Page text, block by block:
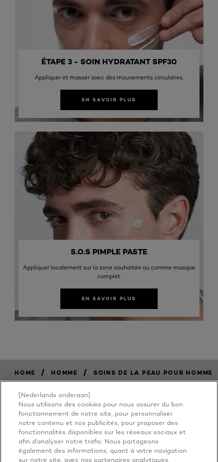
ÉTAPE 3 - SOIN HYDRATANT SPF30
Appliquer et masser avec des mouvements circulaires.
EN SAVOIR PLUS
S.O.S PIMPLE PASTE
Appliquer localement sur la zone souhaitée ou comme masque
complet.
EN SAVOIR PLUS
HOME / HOMME / SOINS DE LA PEAU POUR HOMME
BECAUSE
YOU'RE
[Nederlands onderaan]
Nous utilisons des cookies pour nous assurer du bon
fonctionnement de notre site, pour personnaliser
notre contenu et nos publicités, pour proposer des
fonctionnalités disponibles sur les réseaux sociaux et
afin d’analyser notre trafic. Nous partageons
également des informations, quant à votre navigation
sur notre site, avec nos partenaires analytiques,